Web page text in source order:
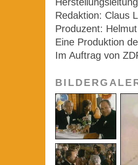
Redaktion: Claus
Produzent:
Eine Produktion
Im Auftrag von